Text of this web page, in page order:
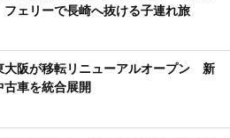
フェリーで長崎へ抜ける子連れ旅
大阪が移転リニューアルオープン 新
古車を統合展開